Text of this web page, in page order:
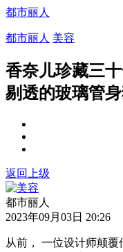
都市丽人
都市丽人 美容
香奈儿珍藏三
剔透的玻璃管
返回上级
都市丽人
2023年09月03日 20:26
从前， 一位设计师颠